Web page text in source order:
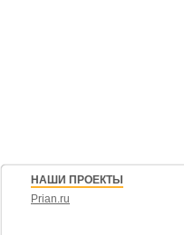
НАШИ ПРОЕКТЫ
Prian.ru